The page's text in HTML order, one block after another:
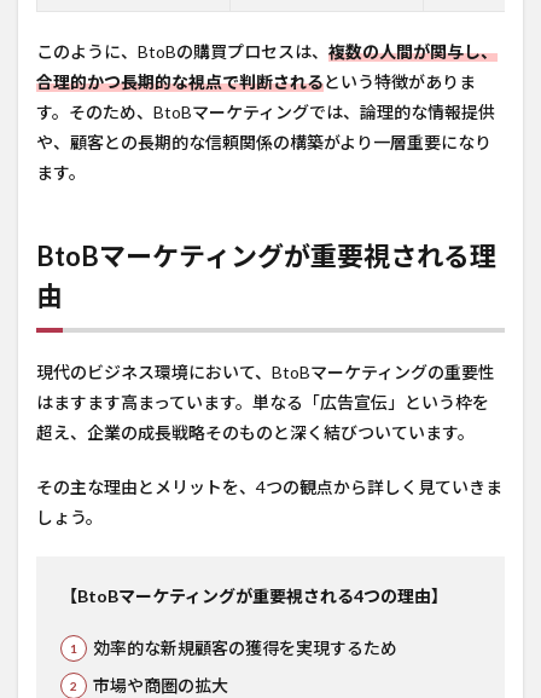
このように、BtoBの購買プロセスは、 複数の人間が関与し、
合理的かつ長期的な視点で判断されるという特徴がありま
す。そのため、BtoBマーケティングでは、論理的な情報提供
や、顧客との長期的な信頼関係の構築がより一層重要になり
ます。
BtoBマーケティングが重要視される理
由
現代のビジネス環境において、BtoBマーケティングの重要性
はますます高まっています。単なる「広告宣伝」という枠を
超え、企業の成長戦略そのものと深く結びついています。
その主な理由とメリットを、4つの観点から詳しく見ていきま
しょう。
【BtoBマーケティングが重要視される4つの理由】
効率的な新規顧客の獲得を実現するため
市場や商圏の拡大